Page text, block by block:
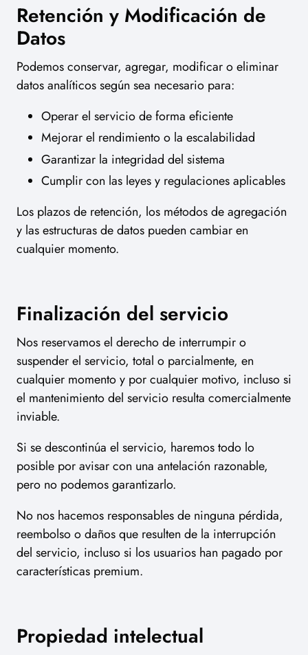
Retención y Modificación de
Datos
Podemos conservar, agregar, modificar o eliminar
datos analíticos según sea necesario para:
Operar el servicio de forma eficiente
Mejorar el rendimiento o la escalabilidad
Garantizar la integridad del sistema
Cumplir con las leyes y regulaciones aplicables
Los plazos de retención, los métodos de agregación
y las estructuras de datos pueden cambiar en
cualquier momento.
Finalización del servicio
Nos reservamos el derecho de interrumpir o
suspender el servicio, total o parcialmente, en
cualquier momento y por cualquier motivo, incluso si
el mantenimiento del servicio resulta comercialmente
inviable.
Si se descontinúa el servicio, haremos todo lo
posible por avisar con una antelación razonable,
pero no podemos garantizarlo.
No nos hacemos responsables de ninguna pérdida,
reembolso o daños que resulten de la interrupción
del servicio, incluso si los usuarios han pagado por
características premium.
Propiedad intelectual